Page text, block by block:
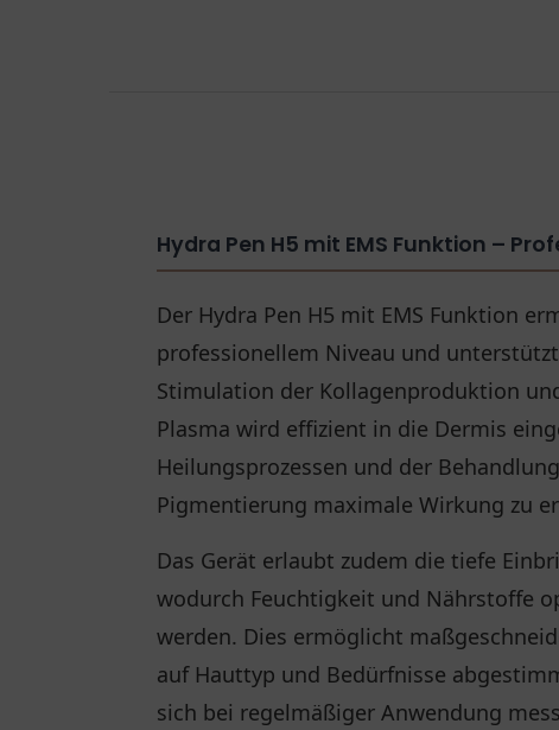
Hydra Pen H5 mit EMS Funktion –
Der Hydra Pen H5 mit EMS Funktion
professionellem Niveau und
Stimulation der Kollagenproduktion
Plasma wird effizient in die Dermis
Heilungsprozessen und der
Pigmentierung maximale Wirkung zu
Das Gerät erlaubt zudem die tiefe
wodurch Feuchtigkeit und Nährstoffe
werden. Dies ermöglicht
auf Hauttyp und Bedürfnisse
sich bei regelmäßiger Anwendung